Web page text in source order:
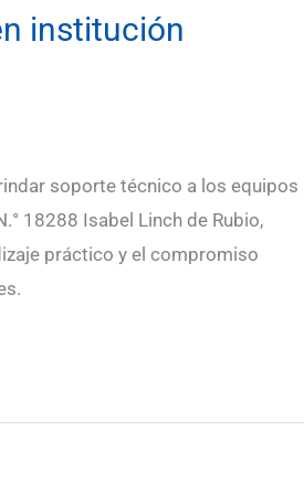
institución
soporte técnico a los equipos
18288 Isabel Linch de Rubio,
práctico y el compromiso